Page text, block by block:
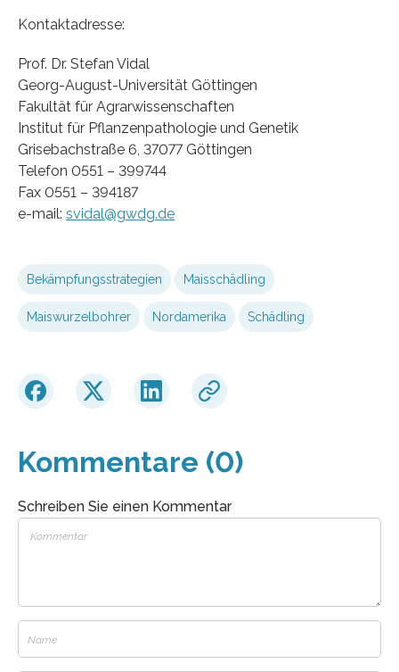
Kontaktadresse:
Prof. Dr. Stefan Vidal
Georg-August-Universität Göttingen
Fakultät für Agrarwissenschaften
Institut für Pflanzenpathologie und Genetik
Grisebachstraße 6, 37077 Göttingen
Telefon 0551 – 399744
Fax 0551 – 394187
e-mail: svidal@gwdg.de
Bekämpfungsstrategien Maisschädling
Maiswurzelbohrer Nordamerika Schädling
Kommentare (0)
Schreiben Sie einen Kommentar